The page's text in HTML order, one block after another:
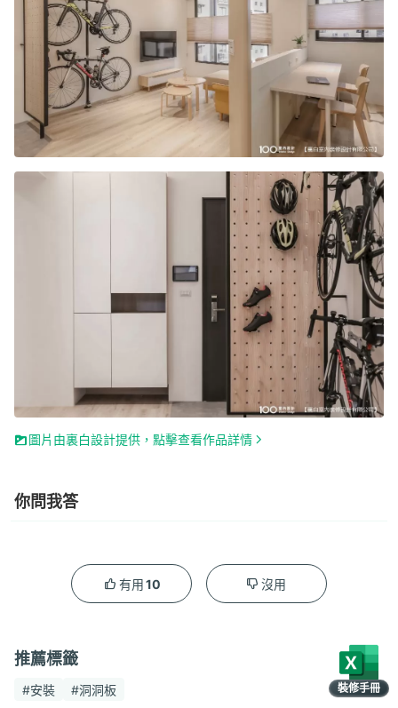
圖片由裏白設計提供，點擊查看作品詳情
你問我答
有用 10 沒用
推薦標籤
#安裝 #洞洞板
裝修手冊